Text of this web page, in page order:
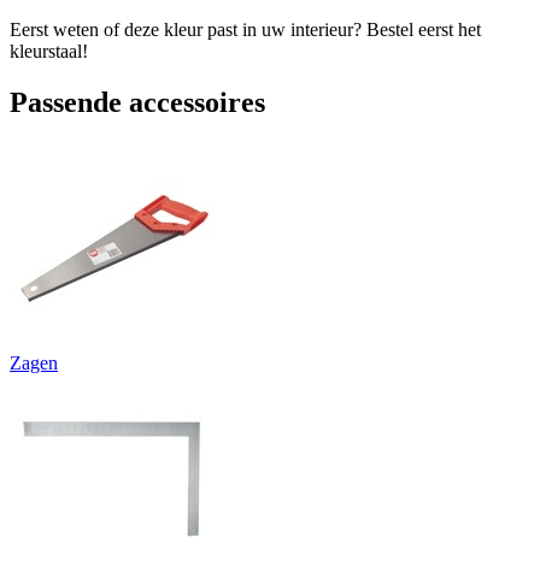
Eerst weten of deze kleur past in uw interieur? Bestel eerst het
kleurstaal!
Passende accessoires
Zagen